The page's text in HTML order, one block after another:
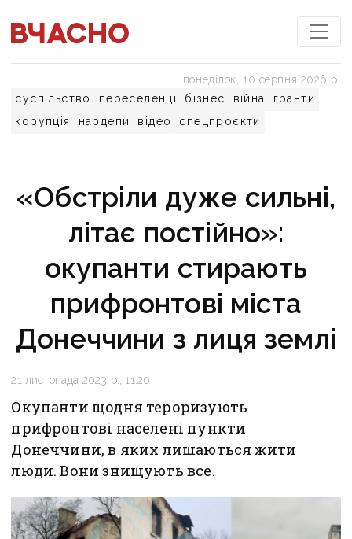
суспільство переселенці бізнес війна
гранти
корупція
нардепи відео спецпроєкти
понеділок, 10 серпня 2026 р.
«Обстріли дуже сильні,
літає постійно»:
окупанти стирають
прифронтові міста
Донеччини з лиця землі
21 листопада 2023 р., 11:20
Окупанти щодня тероризують
прифронтові населені пункти
Донеччини, в яких лишаються жити
люди. Вони знищують все.